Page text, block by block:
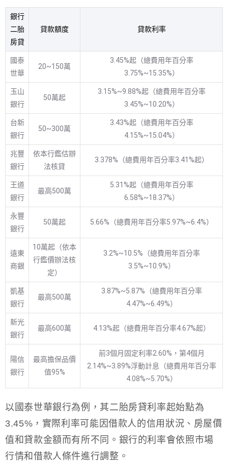
銀行
二胎
房貸
貸款額度 貸款利率
國泰
世華
20~150萬
3.45%起（總費用年百分率
3.75%~15.35%）
玉山
銀行
50萬起
3.15%~9.88%起（總費用年百分率
3.45%~10.20%）
台新
銀行
50~300萬
3.43%起（總費用年百分率
4.15%~15.04%）
兆豐
銀行
依本行鑑估辦
法核貸
3.378%（總費用年百分率3.41%起）
王道
銀行
最高500萬
5.31%起（總費用年百分率
6.58%~18.37%）
永豐
銀行
50萬起 5.66%（總費用年百分率5.97%~6.4%）
遠東
商銀
10萬起（依本
行鑑價辦法核
定）
3.2%~10.5%（總費用年百分率
3.5%~10.9%）
凱基
銀行
最高500萬
3.87%~5.87%（總費用年百分率
4.47%~6.49%）
新光
銀行
最高600萬 4.13%起（總費用年百分率4.67%起）
陽信
銀行
最高擔保品價
值95%
前3個月固定利率2.60%，第4個月
2.14%~3.89%浮動計息（總費用年百分率
4.08%~5.70%）
以國泰世華銀行為例，其二胎房貸利率起始點為
3.45%，實際利率可能因借款人的信用狀況、房屋價
值和貸款金額而有所不同。銀行的利率會依照市場
行情和借款人條件進行調整。